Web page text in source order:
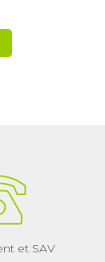
et SAV